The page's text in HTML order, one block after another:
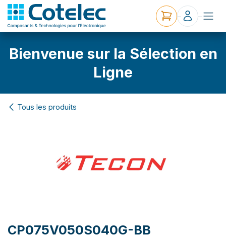
Bienvenue sur la Sélection en
Ligne
Tous les produits
CP075V050S040G-BB